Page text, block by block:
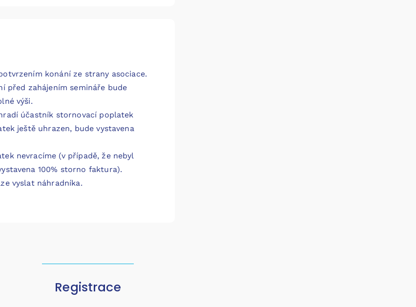
konání ze strany asociace.
před zahájením semináře bude
výši.
účastník stornovací poplatek
ještě uhrazen, bude vystavena
nevracíme (v případě, že nebyl
100% storno faktura).
vyslat náhradníka.
Registrace